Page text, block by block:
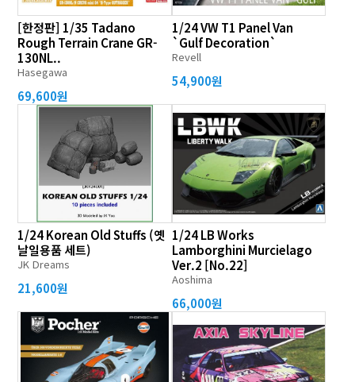
[한정판] 1/35 Tadano
Rough Terrain Crane GR-
130NL..
Hasegawa
69,600원
1/24 VW T1 Panel Van
`Gulf Decoration`
Revell
54,900원
1/24 Korean Old Stuffs (옛
날일용품 세트)
JK Dreams
21,600원
1/24 LB Works
Lamborghini Murcielago
Ver.2 [No.22]
Aoshima
66,000원